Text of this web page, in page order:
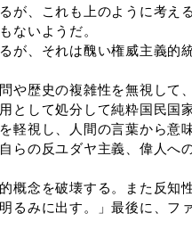
が、これも上のように考え
ないようだ。
が、それは醜い権威主義的
歴史の複雑性を無視して
として処分して純粋国民国
軽視し、人間の言葉から意
らの反ユダヤ主義、偉人へ
念を破壊する。また反知
るみに出す。」最後に、フ